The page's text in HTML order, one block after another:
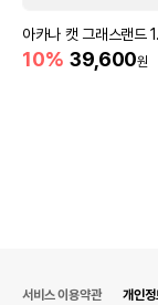
아카나 캣 그래스랜드
10% 39,600원
서비스 이용약관 개인